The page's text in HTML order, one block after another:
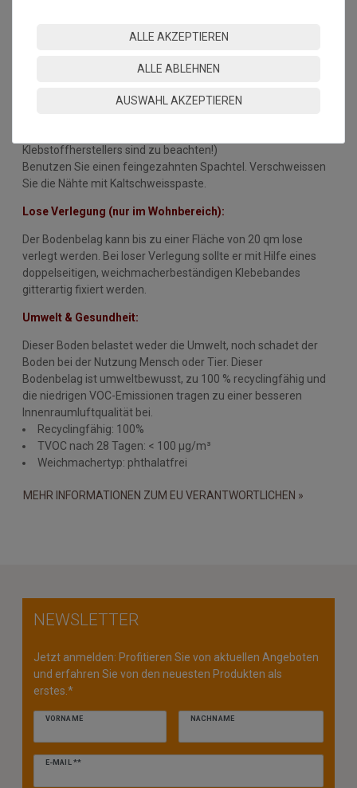
Raumtemperatur nicht unter 18°C betragen, die des
Untergrundes nicht unter 15°C.
Klebstoffherstellers sind zu beachten!)
Benutzen Sie einen feingezahnten Spachtel. Verschweissen
Sie die Nähte mit Kaltschweisspaste.
Lose Verlegung (nur im Wohnbereich):
Der Bodenbelag kann bis zu einer Fläche von 20 qm lose
verlegt werden. Bei loser Verlegung sollte er mit Hilfe eines
doppelseitigen, weichmacherbeständigen Klebebandes
gitterartig fixiert werden.
Umwelt & Gesundheit:
Dieser Boden belastet weder die Umwelt, noch schadet der
Boden bei der Nutzung Mensch oder Tier. Dieser
Bodenbelag ist umweltbewusst, zu 100 % recyclingfähig und
die niedrigen VOC-Emissionen tragen zu einer besseren
Innenraumluftqualität bei.
Recyclingfähig: 100%
TVOC nach 28 Tagen: < 100 µg/m³
Weichmachertyp: phthalatfrei
MEHR INFORMATIONEN ZUM EU VERANTWORTLICHEN »
NEWSLETTER
Jetzt anmelden: Profitieren Sie von aktuellen Angeboten
und erfahren Sie von den neuesten Produkten als
erstes.*
VORNAME NACHNAME
E-MAIL **
Newsletter
ALLE AKZEPTIEREN
ALLE ABLEHNEN
AUSWAHL AKZEPTIEREN